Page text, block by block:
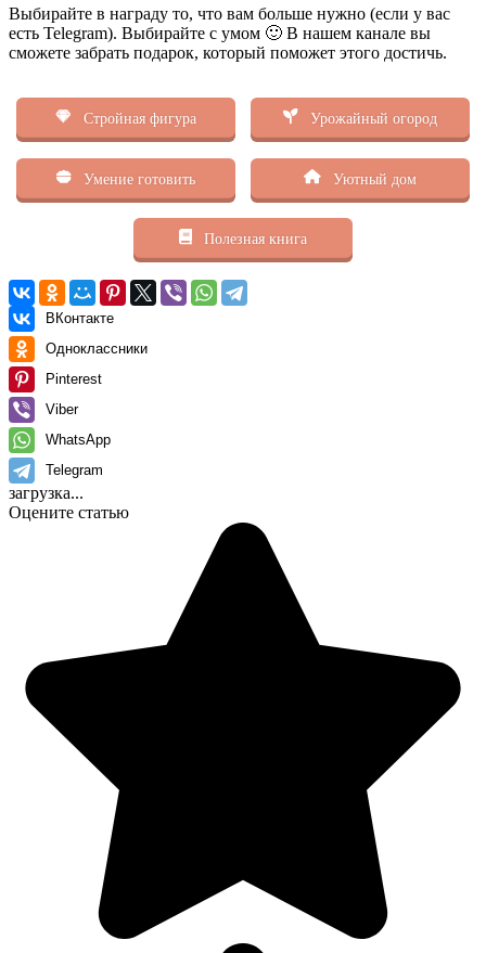
Выбирайте в награду то, что вам больше нужно (если у вас
есть Telegram). Выбирайте с умом 🙂 В нашем канале вы
сможете забрать подарок, который поможет этого достичь.
Стройная фигура Урожайный огород
Умение готовить Уютный дом
Полезная книга
ВКонтакте
Одноклассники
Pinterest
Viber
WhatsApp
Telegram
загрузка...
Оцените статью